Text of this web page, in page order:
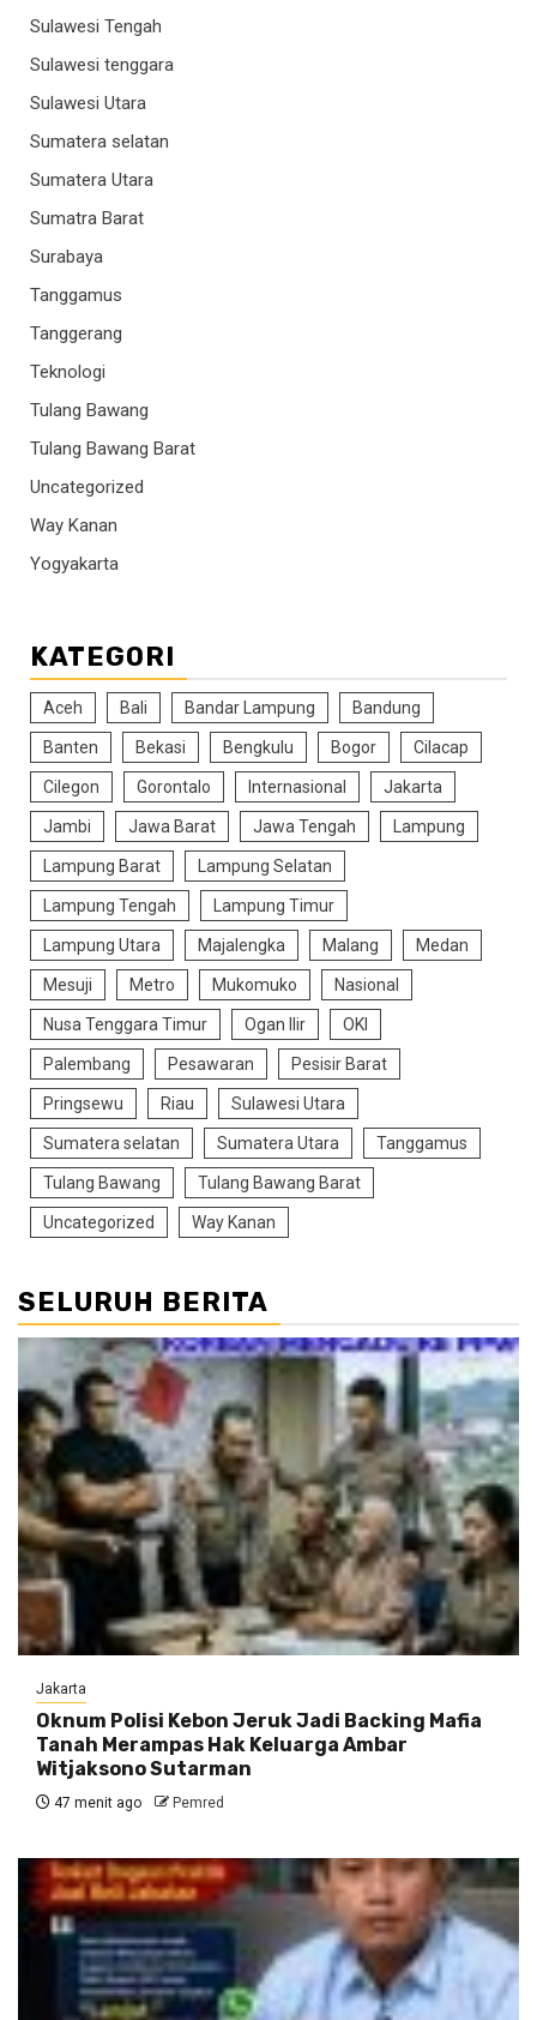
Sulawesi Tengah
Sulawesi tenggara
Sulawesi Utara
Sumatera selatan
Sumatera Utara
Sumatra Barat
Surabaya
Tanggamus
Tanggerang
Teknologi
Tulang Bawang
Tulang Bawang Barat
Uncategorized
Way Kanan
Yogyakarta
KATEGORI
Aceh Bali Bandar Lampung Bandung
Banten Bekasi Bengkulu Bogor Cilacap
Cilegon Gorontalo Internasional Jakarta
Jambi Jawa Barat Jawa Tengah Lampung
Lampung Barat Lampung Selatan
Lampung Tengah Lampung Timur
Lampung Utara Majalengka Malang Medan
Mesuji Metro Mukomuko Nasional
Nusa Tenggara Timur Ogan Ilir OKI
Palembang Pesawaran Pesisir Barat
Pringsewu Riau Sulawesi Utara
Sumatera selatan Sumatera Utara Tanggamus
Tulang Bawang Tulang Bawang Barat
Uncategorized Way Kanan
SELURUH BERITA
Jakarta
Oknum Polisi Kebon Jeruk Jadi Backing Mafia
Tanah Merampas Hak Keluarga Ambar
Witjaksono Sutarman
47 menit ago Pemred